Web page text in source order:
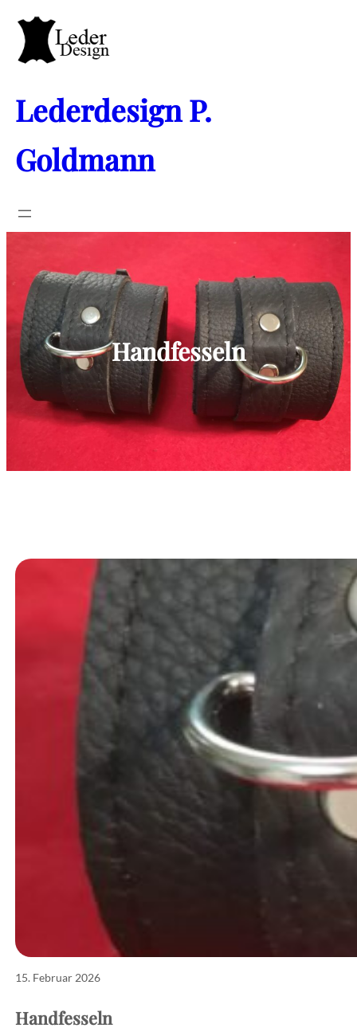
Inhalt
springen
Lederdesign P.
Goldmann
Handfesseln
15. Februar 2026
Handfesseln